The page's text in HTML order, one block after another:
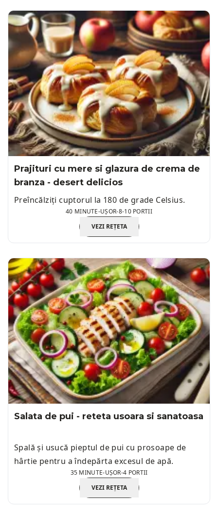
Prajituri cu mere si glazura de crema de
branza - desert delicios
Preîncălziți cuptorul la 180 de grade Celsius.
40 MINUTE-UȘOR-8-10 PORTII
VEZI REȚETA
Salata de pui - reteta usoara si sanatoasa
Spală și usucă pieptul de pui cu prosoape de
hârtie pentru a îndepărta excesul de apă.
35 MINUTE-UȘOR-4 PORTII
VEZI REȚETA